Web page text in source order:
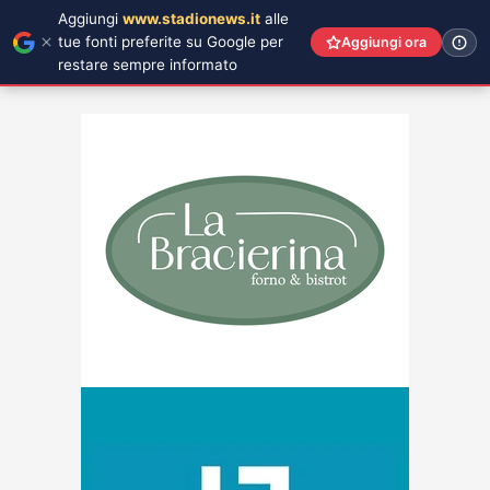
Aggiungi www.stadionews.it alle
tue fonti preferite su Google per
restare sempre informato
Aggiungi ora